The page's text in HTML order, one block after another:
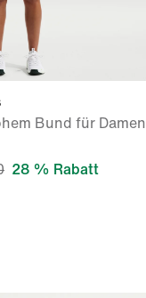
Bund für Damen
28 % Rabatt